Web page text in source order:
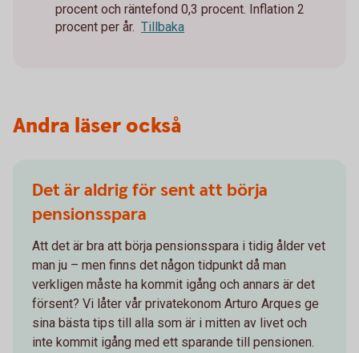
procent och räntefond 0,3 procent. Inflation 2
procent per år. Tillbaka
Andra läser också
Det är aldrig för sent att börja
pensionsspara
Att det är bra att börja pensionsspara i tidig ålder vet
man ju – men finns det någon tidpunkt då man
verkligen måste ha kommit igång och annars är det
försent? Vi låter vår privatekonom Arturo Arques ge
sina bästa tips till alla som är i mitten av livet och
inte kommit igång med ett sparande till pensionen.